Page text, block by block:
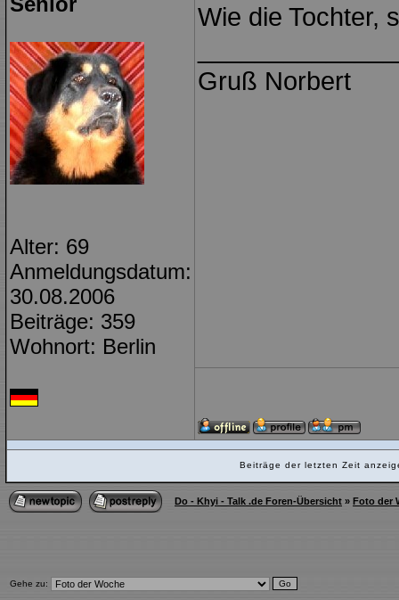
Alter: 69
Anmeldungsdatum:
30.08.2006
Beiträge: 359
Wohnort: Berlin
Wie die Tochter,
Gruß Norbert
Beiträge der letzten Zeit
Do - Khyi - Talk .de Foren-Übersicht » Foto der
Gehe zu: